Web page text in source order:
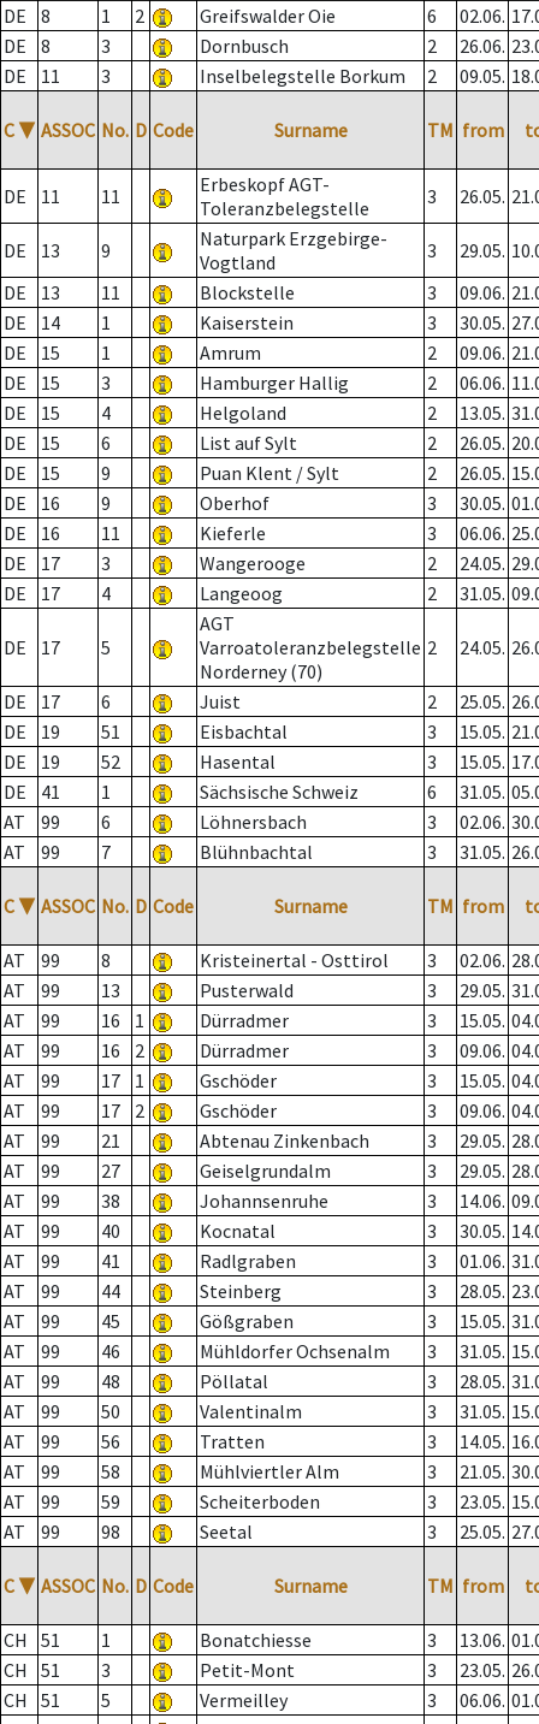
DE
8 1 2 Greifswalder Oie 6 02.06.
DE
8 3 Dornbusch 2 26.06.
DE
11 3 Inselbelegstelle Borkum 2 09.05.
C ▼ ASSOC No. D Code Surname TM from
DE 11 11
Erbeskopf AGT-
Toleranzbelegstelle
3 26.05.
DE 13 9
Naturpark Erzgebirge-
Vogtland
3 29.05.
DE
13 11 Blockstelle 3 09.06.
DE
14 1 Kaiserstein 3 30.05.
DE
15 1 Amrum 2 09.06.
DE
15 3 Hamburger Hallig 2 06.06.
DE
15 4 Helgoland 2 13.05.
DE
15 6 List auf Sylt 2 26.05.
DE
15 9 Puan Klent / Sylt 2 26.05.
DE
16 9 Oberhof 3 30.05.
DE
16 11 Kieferle 3 06.06.
DE
17 3 Wangerooge 2 24.05.
DE
17 4 Langeoog 2 31.05.
DE 17 5
AGT
Varroatoleranzbelegstelle
Norderney (70)
2 24.05.
DE 17 6 Juist 2 25.05.
DE
19 51 Eisbachtal 3 15.05.
DE
19 52 Hasental 3 15.05.
DE
41 1 Sächsische Schweiz 6 31.05.
AT
99 6 Löhnersbach 3 02.06.
AT
99 7 Blühnbachtal 3 31.05.
C ▼ ASSOC No. D Code Surname TM from
AT 99 8 Kristeinertal - Osttirol 3 02.06.
AT
99 13 Pusterwald 3 29.05.
AT
99 16 1 Dürradmer 3 15.05.
AT
99 16 2 Dürradmer 3 09.06.
AT
99 17 1 Gschöder 3 15.05.
AT
99 17 2 Gschöder 3 09.06.
AT
99 21 Abtenau Zinkenbach 3 29.05.
AT
99 27 Geiselgrundalm 3 29.05.
AT
99 38 Johannsenruhe 3 14.06.
AT
99 40 Kocnatal 3 30.05.
AT
99 41 Radlgraben 3 01.06.
AT
99 44 Steinberg 3 28.05.
AT
99 45 Gößgraben 3 15.05.
AT
99 46 Mühldorfer Ochsenalm 3 31.05.
AT
99 48 Pöllatal 3 28.05.
AT
99 50 Valentinalm 3 31.05.
AT
99 56 Tratten 3 14.05.
AT
99 58 Mühlviertler Alm 3 21.05.
AT
99 59 Scheiterboden 3 23.05.
AT
99 98 Seetal 3 25.05.
C ▼ ASSOC No. D Code Surname TM from
CH 51 1 Bonatchiesse 3 13.06.
CH
51 3 Petit-Mont 3 23.05.
CH
51 5 Vermeilley 3 06.06.